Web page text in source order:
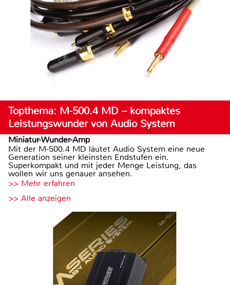
Topthema: M-500.4 MD – kompaktes
Leistungswunder von Audio System
Miniatur-Wunder-Amp
Mit der M-500.4 MD läutet Audio System eine neue
Generation seiner kleinsten Endstufen ein.
Superkompakt und mit jeder Menge Leistung, das
wollen wir uns genauer ansehen.
>> Mehr erfahren
>> Alle anzeigen